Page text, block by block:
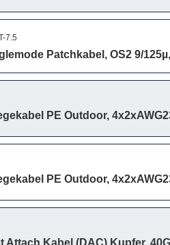
7.5
Patchkabel, OS2 9/
PE Outdoor,
PE Outdoor,
Attach Kabel (DAC) Kupfer,